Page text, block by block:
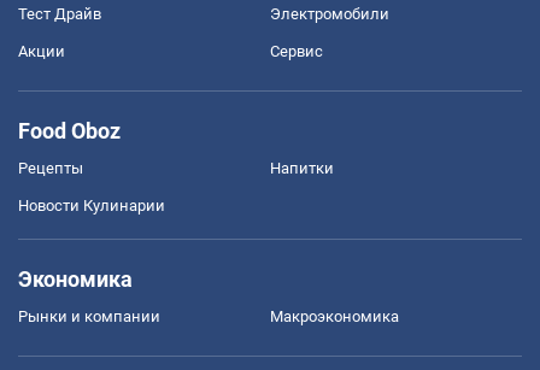
Тест Драйв Электромобили
Акции Сервис
Food Oboz
Рецепты Напитки
Новости Кулинарии
Экономика
Рынки и компании Mакроэкономика